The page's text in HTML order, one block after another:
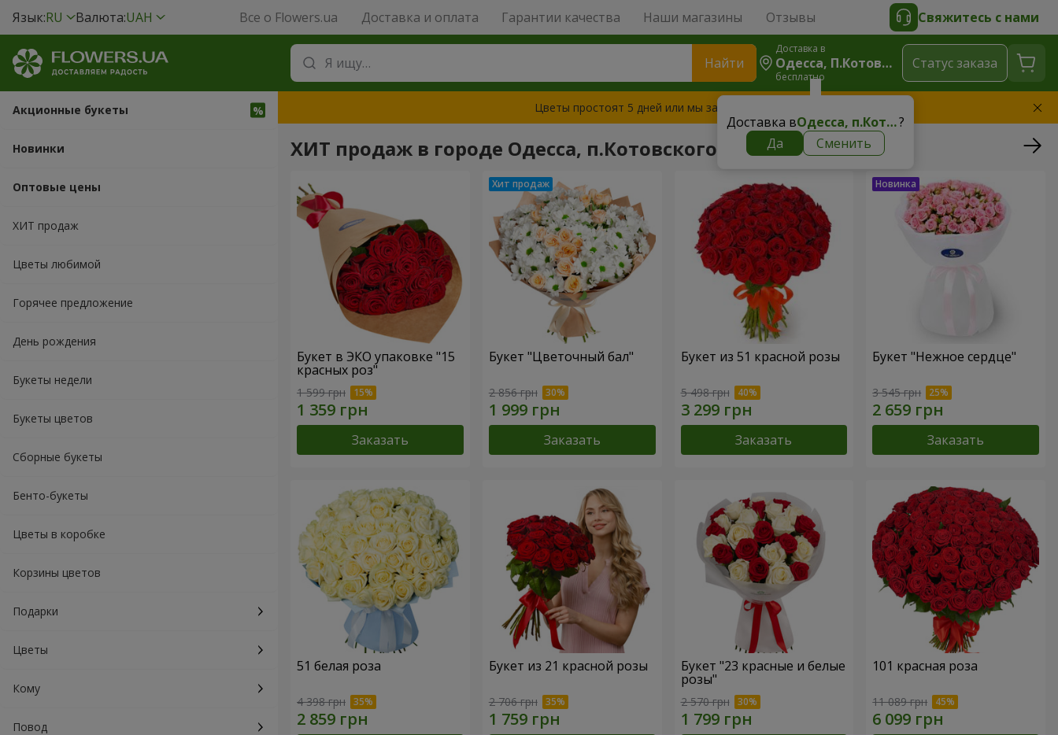
Язык:RU Валюта:UAH Все о Flowers.ua Доставка и оплата Гарантии качества Наши магазины Отзывы Свяжитесь с нами
Найти
Доставка в
Одесса, П.Котовского
бесплатно
Доставка в Одесса, п.Котовского?
Да
Сменить
Cтатус заказа
Акционные букеты
Новинки
Оптовые цены
ХИТ продаж
Цветы любимой
Горячее предложение
День рождения
Букеты недели
Букеты цветов
Сборные букеты
Бенто-букеты
Цветы в коробке
Корзины цветов
Подарки
Цветы
Кому
Повод
Цветы простоят 5 дней или мы заменим букет
ХИТ продаж в городе Одесса, п.Котовского
Букет в ЭКО упаковке "15
красных роз"
1 599 грн
Заказать
Букет "Цветочный бал"
2 856 грн
Заказать
Букет из 51 красной розы
5 498 грн
Заказать
Букет "Нежное сердце"
3 545 грн
Заказать
51 белая роза
4 398 грн
Букет из 21 красной розы
2 706 грн
Букет "23 красные и белые
розы"
2 570 грн
101 красная роза
11 089 грн